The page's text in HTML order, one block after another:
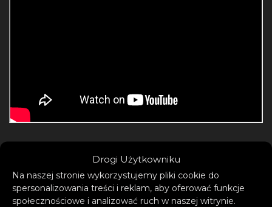
Drogi Użytkowniku
Na naszej stronie wykorzystujemy pliki cookie do
spersonalizowania treści i reklam, aby oferować funkcje
społecznościowe i analizować ruch w naszej witrynie.
Polscy fani nie będą musieli długo czekać,
aby usłyszeć nowy materiał na żywo.Parov